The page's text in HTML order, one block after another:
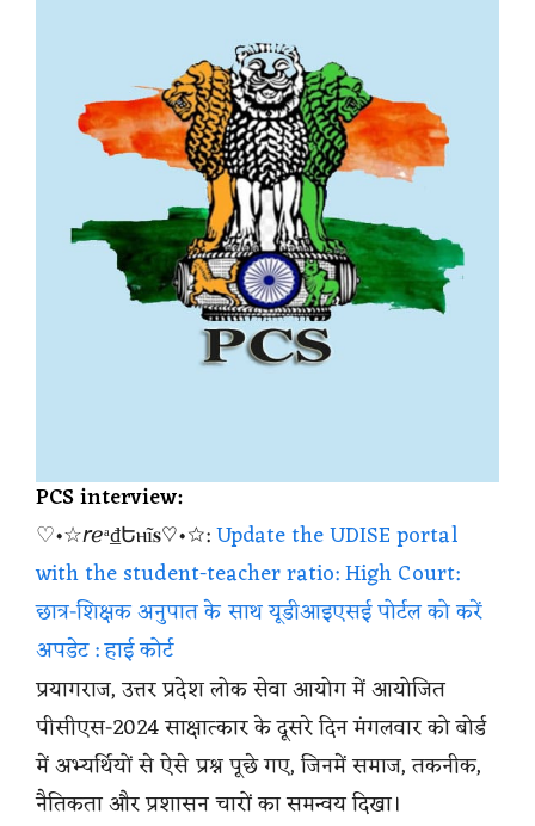
PCS interview:
♡•☆𝘳ℯᵃ₫Եⲏĩ𝐬♡•☆:Update the UDISE portal
with the student-teacher ratio: High Court:
छात्र-शिक्षक अनुपात के साथ यूडीआइएसई पोर्टल को करें
अपडेट : हाई कोर्ट
प्रयागराज, उत्तर प्रदेश लोक सेवा आयोग में आयोजित
पीसीएस-2024 साक्षात्कार के दूसरे दिन मंगलवार को बोर्ड
में अभ्यर्थियों से ऐसे प्रश्न पूछे गए, जिनमें समाज, तकनीक,
नैतिकता और प्रशासन चारों का समन्वय दिखा।